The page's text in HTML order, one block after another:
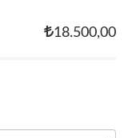
18.500,00